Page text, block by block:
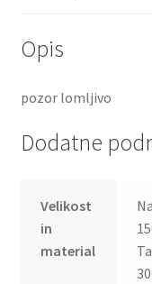
Opis
pozor lomljivo
Dodatne
Velikost
in
material